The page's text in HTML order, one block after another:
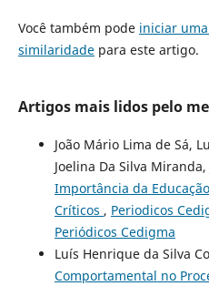
Você também pode iniciar
similaridadepara este artigo.
Artigos mais lidos pelo
João Mário Lima de Sá,
Joelina Da Silva
Importância da
Críticos , Periodicos
Periódicos Cedigma
Luís Henrique da Silva
Comportamental no